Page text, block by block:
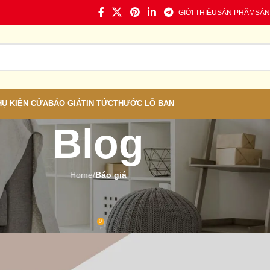
GIỚI THIỆUSẢN PHẨM
KIỆN CỬABÁO GIÁTIN TỨCTHƯỚC LỖ BAN
Blog
Home/Báo giá
, TIN TỨC
Tại Dĩ An – Bình Dương
nhựa On 05/04/2026 0